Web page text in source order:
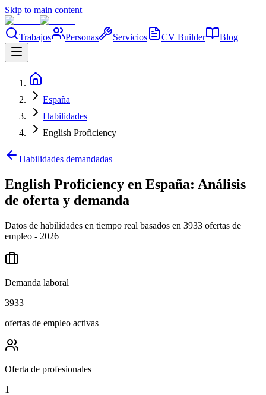
Skip to main content
Trabajos Personas Servicios CV Builder Blog
España
Habilidades
English Proficiency
Habilidades demandadas
English Proficiency en España: Análisis
de oferta y demanda
Datos de habilidades en tiempo real basados en 3933 ofertas de
empleo - 2026
Demanda laboral
3933
ofertas de empleo activas
Oferta de profesionales
1